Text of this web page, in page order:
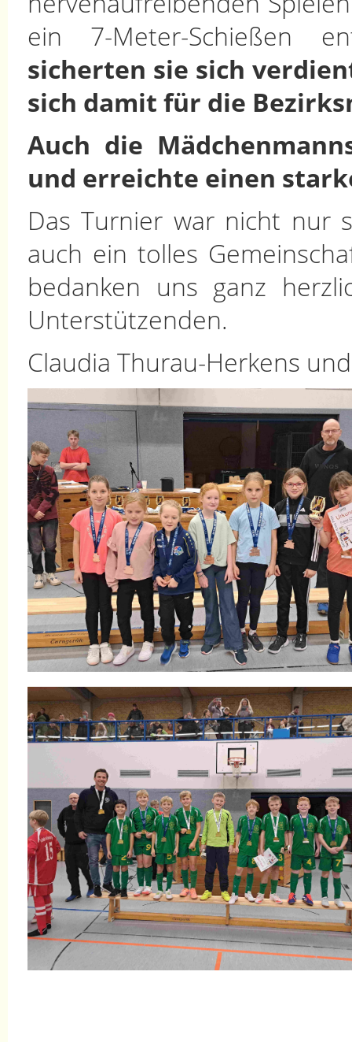
ein 7-Meter-Schießen
sicherten sie sich
sich damit für die
Auch die
und erreichte einen
Das Turnier war nicht nur
auch ein tolles
bedanken uns ganz
Unterstützenden.
Claudia Thurau-Herkens